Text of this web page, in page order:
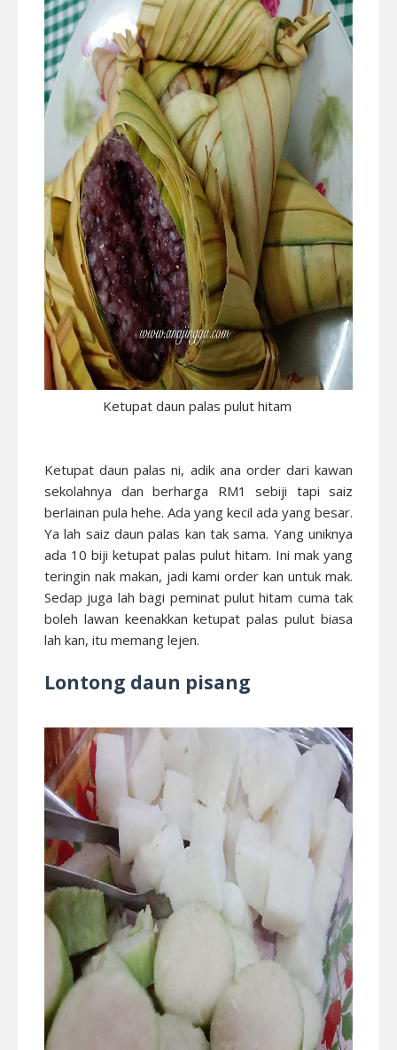
Ketupat daun palas pulut hitam
Ketupat daun palas ni, adik ana order dari kawan
sekolahnya dan berharga RM1 sebiji tapi saiz
berlainan pula hehe. Ada yang kecil ada yang besar.
Ya lah saiz daun palas kan tak sama. Yang uniknya
ada 10 biji ketupat palas pulut hitam. Ini mak yang
teringin nak makan, jadi kami order kan untuk mak.
Sedap juga lah bagi peminat pulut hitam cuma tak
boleh lawan keenakkan ketupat palas pulut biasa
lah kan, itu memang lejen.
Lontong daun pisang